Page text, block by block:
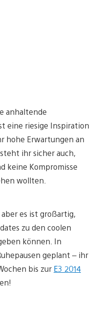
anhaltende
eine riesige Inspiration
hohe Erwartungen an
ihr sicher auch,
keine Kompromisse
wollten.
es ist großartig,
zu den coolen
können. In
geplant – ihr
bis zur E3 2014